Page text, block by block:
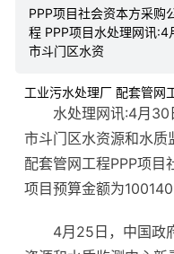
PPP项目社会资本方采购
程 PPP项目水处理网讯
市斗门区水资
工业污水处理厂 配套管网
水处理网讯:4月30
市斗门区水资源和水质
配套管网工程PPP项目
项目预算金额为
4月25日，中国政